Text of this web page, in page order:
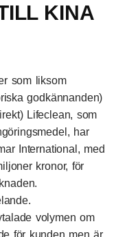
KINA
som liksom
godkännanden)
Lifeclean, som
har
International, med
kronor, för
volymen om
för kunden men är